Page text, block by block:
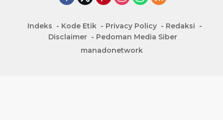
Indeks Kode Etik Privacy Policy
Redaksi
Disclaimer
Pedoman Media Siber
manadonetwork